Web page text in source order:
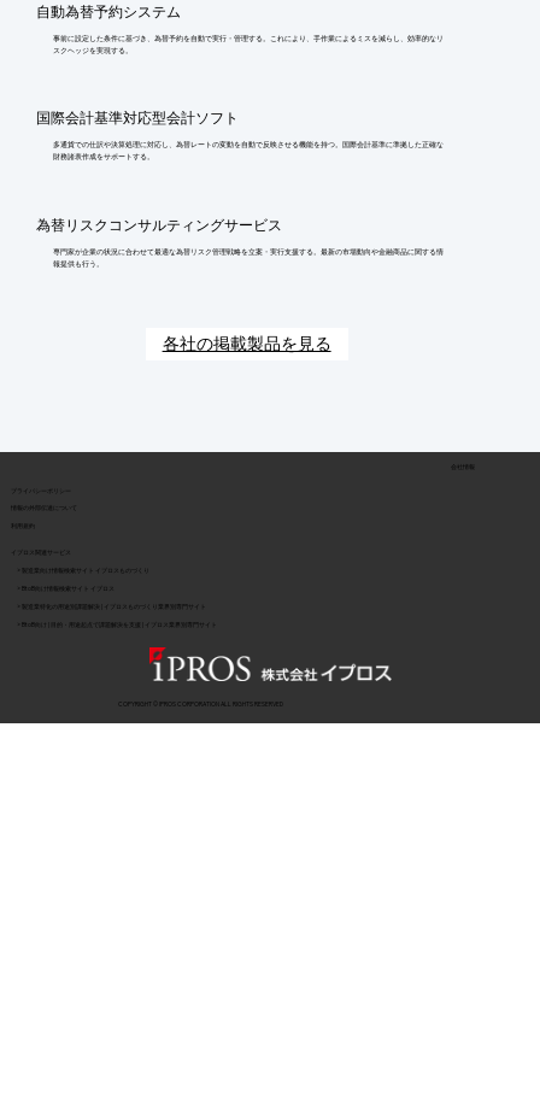
自動為替予約システム
事前に設定した条件に基づき、為替予約を自動で実行・管理する。これにより、手作業によるミスを減らし、効率的なリ
スクヘッジを実現する。
国際会計基準対応型会計ソフト
多通貨での仕訳や決算処理に対応し、為替レートの変動を自動で反映させる機能を持つ。国際会計基準に準拠した正確な
財務諸表作成をサポートする。
為替リスクコンサルティングサービス
専門家が企業の状況に合わせて最適な為替リスク管理戦略を立案・実行支援する。最新の市場動向や金融商品に関する情
報提供も行う。
各社の掲載製品を見る
​情報の外部伝達について
会社情報
COPYRIGHT © IPROS CORPORATION ALL RIGHTS RESERVED
イプロス関連サービス
> 製造業向け情報検索サイト イプロスものづくり
> BtoB向け | 目的・用途起点で課題解決を支援 | イプロス業界別専門サイト
> BtoB向け情報検索サイト イプロス
> 製造業特化の用途別課題解決 | イプロスものづくり業界別専門サイト